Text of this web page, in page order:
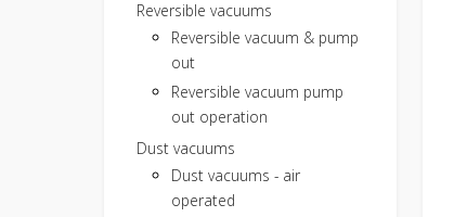
Reversible vacuums
Reversible vacuum & pump
out
Reversible vacuum pump
out operation
Dust vacuums
Dust vacuums - air
operated